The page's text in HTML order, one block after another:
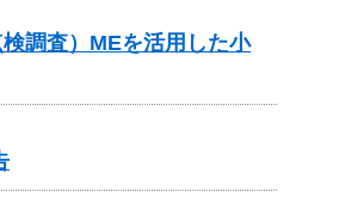
調査）MEを活用した小